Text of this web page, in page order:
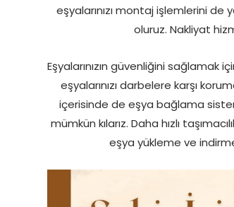
eşyalarınızı montaj işlemlerini de
oluruz. Nakliyat
Eşyalarınızın güvenliğini sağlamak
eşyalarınızı darbelere karşı
içerisinde de eşya bağlama
mümkün kılarız. Daha hızlı
eşya yükleme ve